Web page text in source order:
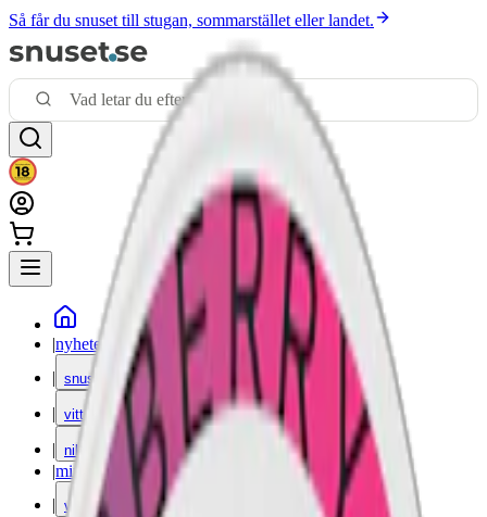
Så får du snuset till stugan, sommarstället eller landet.
|nyheter
| snus
| vitt snus
| nikotinfritt
|mixpack
| vape